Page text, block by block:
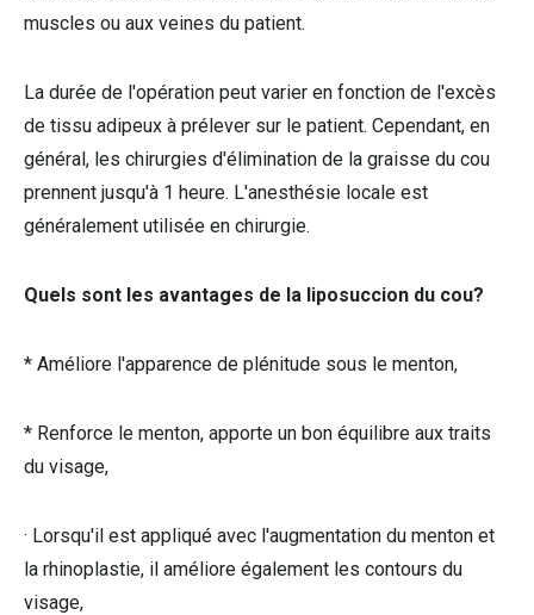
muscles ou aux veines du patient.
La durée de l'opération peut varier en fonction de l'excès
de tissu adipeux à prélever sur le patient. Cependant, en
général, les chirurgies d'élimination de la graisse du cou
prennent jusqu'à 1 heure. L'anesthésie locale est
généralement utilisée en chirurgie.
Quels sont les avantages de la liposuccion du cou?
* Améliore l'apparence de plénitude sous le menton,
* Renforce le menton, apporte un bon équilibre aux traits
du visage,
· Lorsqu'il est appliqué avec l'augmentation du menton et
la rhinoplastie, il améliore également les contours du
visage,